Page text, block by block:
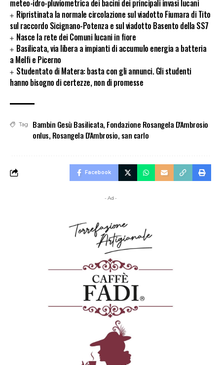
meteo-idro-pluviometrica dei bacini dei principali invasi lucani
Ripristinata la normale circolazione sul viadotto Fiumara di Tito
sul raccordo Sicignano-Potenza e sul viadotto Basento della SS7
Nasce la rete dei Comuni lucani in fiore
Basilicata, via libera a impianti di accumulo energia a batteria
a Melfi e Picerno
Studentato di Matera: basta con gli annunci. Gli studenti
hanno bisogno di certezze, non di promesse
Tag Bambin Gesù Basilicata, Fondazione Rosangela D'Ambrosio
onlus, Rosangela D'Ambrosio, san carlo
Facebook
- Ad -